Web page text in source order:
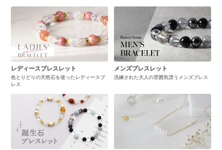
レディースブレスレット
色とりどりの天然石を使ったレディースブ
レス
メンズブレスレット
洗練された大人の雰囲気漂うメンズブレス